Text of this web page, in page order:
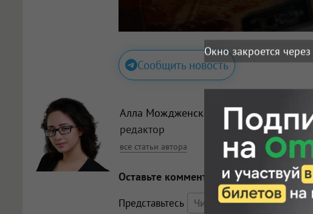
Сообщить новость
Алла Мождженская
, главный
редактор
все статьи автора
Оставьте комментарий
Представьтесь
Окно закроется через